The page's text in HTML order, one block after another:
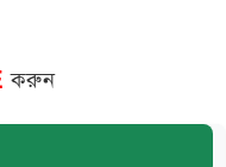
করুন